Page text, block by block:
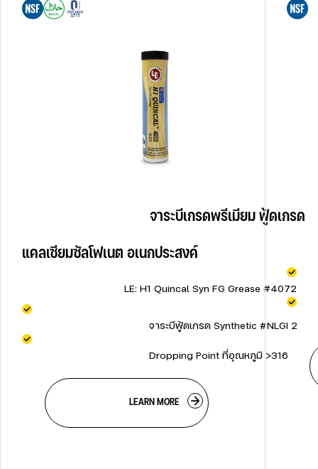
                                    จาระบีเกรดพรีเมียม ฟู้ดเกรด
แคลเซียมซัลโฟเนต อเนกประสงค์
LE: H1 Quincal Syn
จาระบีฟู้ดเกรด
Dropping
                                    LEARN MORE